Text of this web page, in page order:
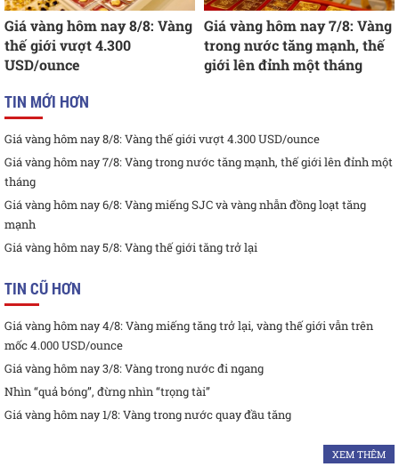
Giá vàng hôm nay 8/8: Vàng
thế giới vượt 4.300
USD/ounce
Giá vàng hôm nay 7/8: Vàng
trong nước tăng mạnh, thế
giới lên đỉnh một tháng
TIN MỚI HƠN
Giá vàng hôm nay 8/8: Vàng thế giới vượt 4.300 USD/ounce
Giá vàng hôm nay 7/8: Vàng trong nước tăng mạnh, thế giới lên đỉnh một
tháng
Giá vàng hôm nay 6/8: Vàng miếng SJC và vàng nhẫn đồng loạt tăng
mạnh
Giá vàng hôm nay 5/8: Vàng thế giới tăng trở lại
TIN CŨ HƠN
Giá vàng hôm nay 4/8: Vàng miếng tăng trở lại, vàng thế giới vẫn trên
mốc 4.000 USD/ounce
Giá vàng hôm nay 3/8: Vàng trong nước đi ngang
Nhìn “quả bóng”, đừng nhìn “trọng tài”
Giá vàng hôm nay 1/8: Vàng trong nước quay đầu tăng
XEM THÊM